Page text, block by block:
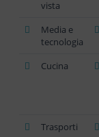
vista
Media e
tecnologia
Cucina
Trasporti